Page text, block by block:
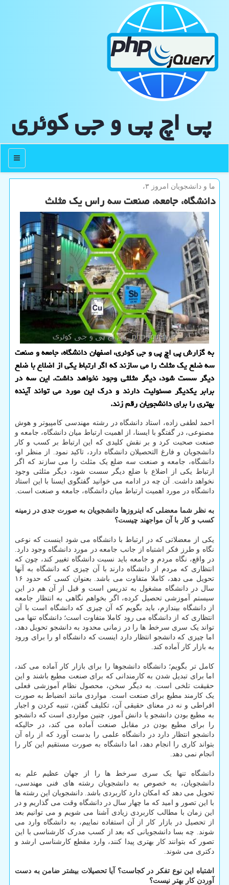
پی اچ پی و جی كوئری
منو
ما و دانشجویان امروز ۳،
دانشگاه، جامعه، صنعت سه راس یک مثلث
به گزارش پی اچ پی و جی کوئری، اصفهان دانشگاه، جامعه و صنعت
سه ضلع یک مثلث را می سازند که اگر ارتباط یکی از اضلاع با ضلع
دیگر سست شود، دیگر مثلثی وجود نخواهد داشت. این سه در
برابر یکدیگر مسئولیت دارند و درک این مورد می تواند آینده
بهتری را برای دانشجویان رقم زند.
احمد لطفی زاده، استاد دانشگاه در رشته مهندسی کامپیوتر و هوش
مصنوعی، در گفتگو با ایسنا، از اهمیت ارتباط میان دانشگاه، جامعه و
صنعت صحبت کرد و بر نقش کلیدی که این ارتباط بر کسب و کار
دانشجویان و فارغ التحصیلان دانشگاه دارد، تاکید نمود. از منظر او،
دانشگاه، جامعه و صنعت سه ضلع یک مثلث را می سازند که اگر
ارتباط یکی از اضلاع با ضلع دیگر سست شود، دیگر مثلثی وجود
نخواهد داشت. آن چه در ادامه می خوانید گفتگوی ایسنا با این استاد
دانشگاه در مورد اهمیت ارتباط میان دانشگاه، جامعه و صنعت است.
به نظر شما معضلی که اینروزها دانشجویان به صورت جدی در زمینه
کسب و کار با آن مواجهند چیست؟
یکی از معضلاتی که در ارتباط با دانشگاه می شود اینست که نوعی
نگاه و طرز فکر اشتباه از جانب جامعه در مورد دانشگاه وجود دارد.
در واقع، نگاه مردم و جامعه باید نسبت دانشگاه تغییر کند، چون که
انتظاری که مردم از دانشگاه دارند با آن چیزی که دانشگاه به آنها
تحویل می دهد، کاملا متفاوت می باشد. بعنوان کسی که حدود ۱۶
سال در دانشگاه مشغول به تدریس است و قبل از آن هم در این
سیستم آموزشی تحصیل کرده، اگر بخواهم نگاهی به انتظار جامعه
از دانشگاه بیندازم، باید بگویم که آن چیزی که دانشگاه است با آن
انتظاری که از دانشگاه می رود کاملا متفاوت است؛ دانشگاه تنها می
تواند یک سری سرخط ها را در زمانی محدود به دانشجو تحویل دهد،
اما چیزی که دانشجو انتظار دارد اینست که دانشگاه او را برای ورود
به بازار کار آماده کند.
کامل تر بگویم؛ دانشگاه دانشجوها را برای بازار کار آماده می کند،
اما برای تبدیل شدن به کارمندانی که برای صنعت مطیع باشند و این
حقیقت تلخی است. به دیگر سخن، محصول نظام آموزشی فعلی
یک کارمند مطیع برای صنعت است. مواردی مانند انضباط به صورت
افراطی و نه در معنای حقیقی آن، تکلیف گفتن، تنبیه کردن و اجبار
به مطیع بودن دانشجو یا دانش آموز، چنین مواردی است که دانشجو
را برای مطیع بودن در مقابل صنعت آماده می کند، در حالیکه
دانشجو انتظار دارد در دانشگاه علمی را بدست آورد که از راه آن
بتواند کاری را انجام دهد، اما دانشگاه به صورت مستقیم این کار را
انجام نمی دهد.
دانشگاه تنها یک سری سرخط ها را از جهان عظیم علم به
دانشجویان، به خصوص به دانشجویان رشته های فنی مهندسی،
تحویل می دهد که امکان دارد کاربردی باشد. دانشجویان این رشته ها
با این تصور و امید که ما چهار سال در دانشگاه وقت می گذاریم و در
این زمان با مطالب کاربردی زیادی آشنا می شویم و می توانیم بعد
از تحصیل در بازار کار از آن استفاده نماییم، به دانشگاه وارد می
شوند. چه بسا دانشجویانی که بعد از کسب مدرک کارشناسی با این
تصور که بتوانند کار بهتری پیدا کنند، وارد مقطع کارشناسی ارشد و
دکتری می شوند.
اشتباه این نوع تفکر در کجاست؟ آیا تحصیلات بیشتر ضامن به دست
آوردن کار بهتر نیست؟